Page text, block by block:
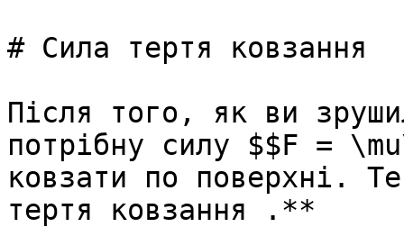
# Сила тертя ковзання
Пiсля того, як ви
потрiбну силу $$F =
ковзати по поверхнi.
тертя ковзання .**